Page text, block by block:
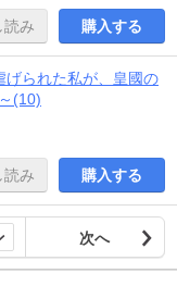
み 購入する
げられた私が、皇國の
(10)
み 購入する
次へ